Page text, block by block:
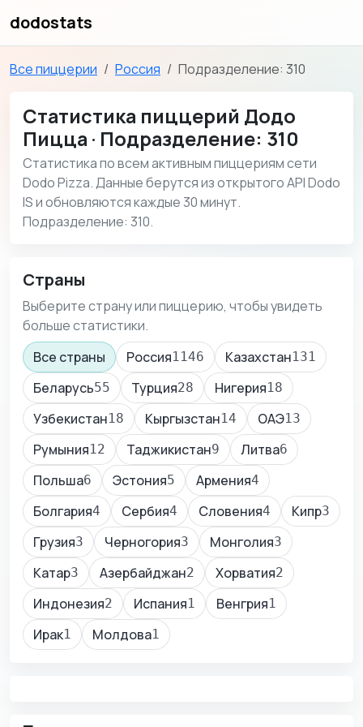
dodostats
Все пиццерии Россия Подразделение: 310
Статистика пиццерий Додо
Пицца · Подразделение: 310
Статистика по всем активным пиццериям сети
Dodo Pizza. Данные берутся из открытого API Dodo
IS и обновляются каждые 30 минут.
Подразделение: 310.
Страны
Выберите страну или пиццерию, чтобы увидеть
больше статистики.
Все страны
Россия1146 Казахстан131
Беларусь55 Турция28 Нигерия18
Узбекистан18 Кыргызстан14 ОАЭ13
Румыния12 Таджикистан9 Литва6
Польша6 Эстония5 Армения4
Болгария4 Сербия4 Словения4 Кипр3
Грузия3 Черногория3 Монголия3
Катар3 Азербайджан2 Хорватия2
Индонезия2 Испания1 Венгрия1
Ирак1 Молдова1